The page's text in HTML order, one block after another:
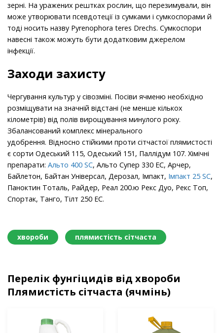
зерні. На уражених рештках рослин, що перезимували, він
може утворювати псевдотеції із сумками і сумкоспорами й
тоді носить назву Pyrenophora teres Drechs. Сумкоспори
навесні також можуть бути додатковим джерелом
інфекції.
Заходи захисту
Чергування культур у сівозміні. Посіви ячменю необхідно
розміщувати на значній відстані (не менше кількох
кілометрів) від полів вирощування минулого року.
Збалансований комплекс мінерального
удобрення. Biднocнo cтiйкими пpoти ciтчacтoї плямиcтocтi
є copти Oдecький 115, Oдecький 151, Пaллiдyм 107. Хімічні
препарати: Альтo 400 SC, Альто Супер 330 ЕС, Арчер,
Байлетон, Байтан Універсал, Дерозал, Імпакт, Імпaкт 25 SC,
Паноктин Тоталь, Райдер, Реал 200.ю Рекс Дуо, Рекс Топ,
Спортак, Танго, Тілт 250 ЕС.
хвороби плямистість сітчаста
Перелік фунгіцидів від хвороби
Плямистість сітчаста (ячмінь)